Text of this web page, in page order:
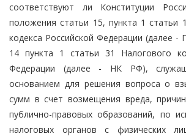
соответствуют ли Конституции
положения статьи 15, пункта 1 статьи
кодекса Российской Федерации (далее -
14 пункта 1 статьи 31 Налогового
Федерации (далее - НК РФ),
основанием для решения вопроса о
сумм в счет возмещения вреда,
публично-правовых образований, по
налоговых органов с физических